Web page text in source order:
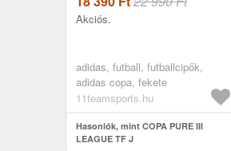
Akciós.
adidas, futball, futballcipők,
adidas copa, fekete
11teamsports.hu
Hasonlók, mint COPA PURE III
LEAGUE TF J